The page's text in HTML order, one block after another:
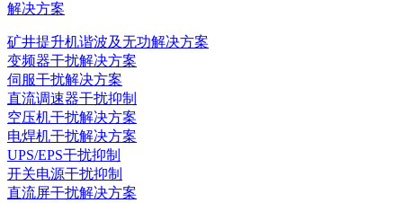
解决方案
矿井提升机谐波及无功解决方案
变频器干扰解决方案
伺服干扰解决方案
直流调速器干扰抑制
空压机干扰解决方案
电焊机干扰解决方案
UPS/EPS干扰抑制
开关电源干扰抑制
直流屏干扰解决方案